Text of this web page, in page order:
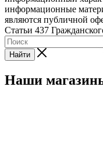
информационные
являются публичной
Статьи 437
Найти
Наши